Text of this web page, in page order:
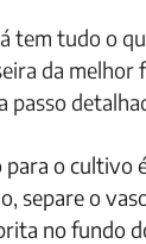
tem tudo o
da melhor
passo
para o cultivo
separe o
no fundo